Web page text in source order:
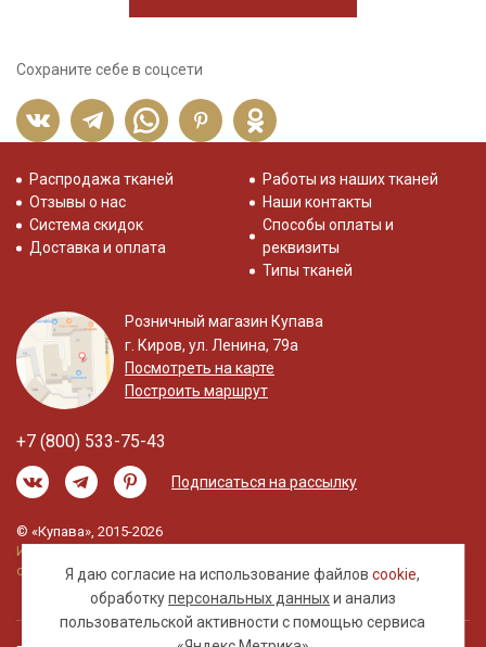
Сохраните себе в соцсети
Я даю согласие на использование файловcookie,
обработкуперсональных данныхи анализ
пользовательской активности с помощью сервиса
Распродажа тканей
Отзывы о нас
Система скидок
Доставка и оплата
Работы из наших тканей
Наши контакты
Способы оплаты и
реквизиты
Типы тканей
Розничный магазин Купава
г. Киров, ул. Ленина, 79а
Посмотреть на карте
Построить маршрут
+7 (800) 533-75-43
Подписаться на рассылку
© «Купава», 2015-2026
Информация на сайте не является публичной
офертой.